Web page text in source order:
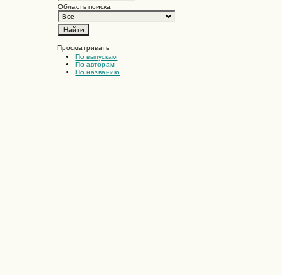
Область поиска
Просматривать
По выпускам
По авторам
По названию